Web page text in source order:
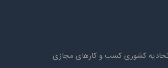
اتحادیه کشوری کسب و کارهای مجازی